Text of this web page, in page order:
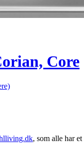
Core
, som alle har